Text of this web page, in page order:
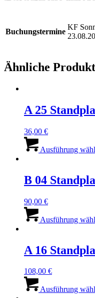
Buchungstermine
KF
Ähnliche
A 25
36,00 €
Ausführung
B 04
90,00 €
Ausführung
A 16
108,00 €
Ausführung